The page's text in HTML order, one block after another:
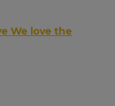
We love the